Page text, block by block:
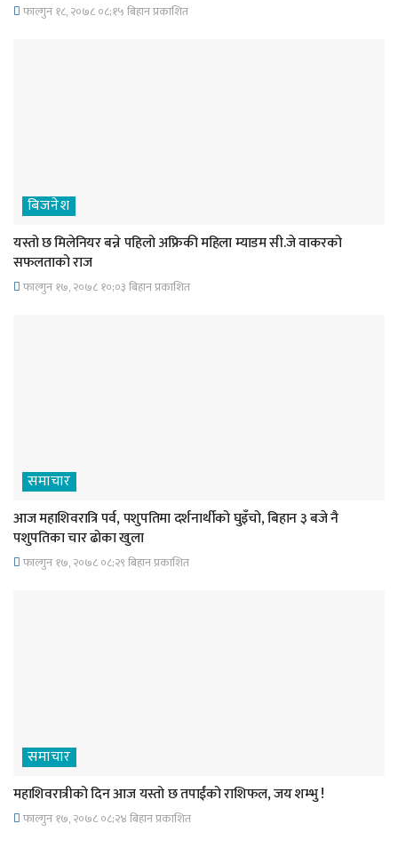
फाल्गुन १८, २०७८ ०८;१५ बिहान प्रकाशित
बिजनेश
यस्तो छ मिलेनियर बन्ने पहिलो अफ्रिकी महिला म्याडम सी.जे वाकरको
सफलताको राज
फाल्गुन १७, २०७८ १०;०३ बिहान प्रकाशित
समाचार
आज महाशिवरात्रि पर्व, पशुपतिमा दर्शनार्थीको घुइँचो, बिहान ३ बजे नै
पशुपतिका चार ढोका खुला
फाल्गुन १७, २०७८ ०८;२९ बिहान प्रकाशित
समाचार
महाशिवरात्रीको दिन आज यस्तो छ तपाईंको राशिफल, जय शम्भु !
फाल्गुन १७, २०७८ ०८;२४ बिहान प्रकाशित